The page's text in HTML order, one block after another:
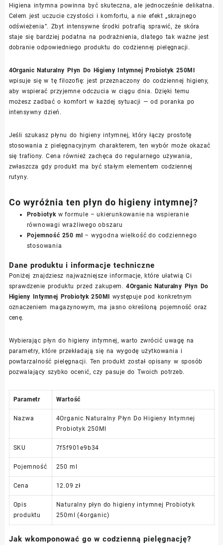
Higiena intymna powinna być skuteczna, ale jednocześnie delikatna.
Celem jest uczucie czystości i komfortu, a nie efekt „skrajnego
odświeżenia”. Zbyt intensywne środki potrafią sprawić, że skóra
staje się bardziej podatna na podrażnienia, dlatego tak ważne jest
dobranie odpowiedniego produktu do codziennej pielęgnacji.
4Organic Naturalny Płyn Do Higieny Intymnej Probiotyk 250Ml
wpisuje się w tę filozofię: jest przeznaczony do codziennej higieny,
aby wspierać przyjemne odczucia w ciągu dnia. Dzięki temu
możesz zadbać o komfort w każdej sytuacji — od poranka po
intensywny dzień.
Jeśli szukasz płynu do higieny intymnej, który łączy prostotę
stosowania z pielęgnacyjnym charakterem, ten wybór może okazać
się trafiony. Cena również zachęca do regularnego używania,
zwłaszcza gdy produkt ma być stałym elementem codziennej
rutyny.
Co wyróżnia ten płyn do higieny intymnej?
Probiotyk w formule – ukierunkowanie na wspieranie
równowagi wrażliwego obszaru
Pojemność 250 ml – wygodna wielkość do codziennego
stosowania
Dane produktu i informacje techniczne
Poniżej znajdziesz najważniejsze informacje, które ułatwią Ci
sprawdzenie produktu przed zakupem.4Organic Naturalny Płyn Do
Higieny Intymnej Probiotyk 250Ml występuje pod konkretnym
oznaczeniem magazynowym, ma jasno określoną pojemność oraz
cenę.
Wybierając płyn do higieny intymnej, warto zwrócić uwagę na
parametry, które przekładają się na wygodę użytkowania i
powtarzalność pielęgnacji. Ten produkt został opisany w sposób
pozwalający szybko ocenić, czy pasuje do Twoich potrzeb.
Parametr Wartość
Nazwa
4Organic Naturalny Płyn Do Higieny Intymnej
Probiotyk 250Ml
SKU 7f5f901e9b34
Pojemność 250 ml
Cena 12.09 zł
Opis
produktu
Naturalny płyn do higieny intymnej Probiotyk
250ml (4organic)
Jak wkomponować go w codzienną pielęgnację?